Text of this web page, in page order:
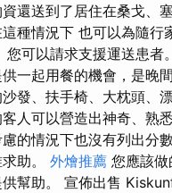
還送到了居住在桑戈、
種情況下 也可以為隨
您可以請求支援運送患
一起用餐的機會，是晚
發、扶手椅、大枕頭、
人可以營造出神奇、熟
的情況下也沒有列出分
助。 外燴推薦 您應該
幫助。 宣佈出售